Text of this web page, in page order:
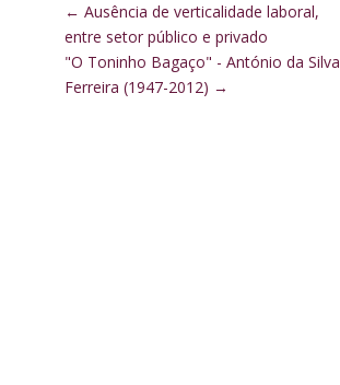
← Ausência de verticalidade laboral,
entre setor público e privado
"O Toninho Bagaço" - António da Silva
Ferreira (1947-2012) →